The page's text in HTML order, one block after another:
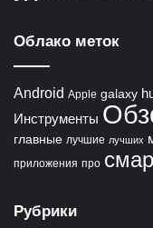
Облако меток
Android Apple galaxy
Инструменты
главные лучшие лучших
приложения про
Рубрики